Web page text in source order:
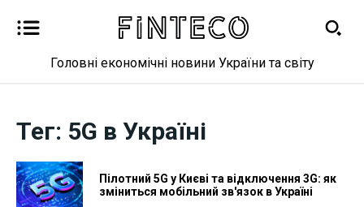
Бізнес
Фінанси
Бізнес
Фінанси
Головні економічні новини України та світу
Тег: 5G в Україні
Пілотний 5G у Києві та відключення 3G: як
зміниться мобільний зв'язок в Україні